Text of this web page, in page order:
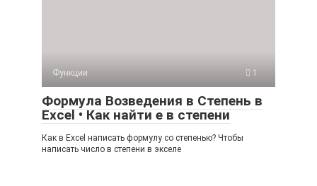
Функции 1
Формула Возведения в Степень в
Excel • Как найти е в степени
Как в Excel написать формулу со степенью? Чтобы
написать число в степени в экселе